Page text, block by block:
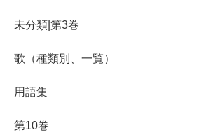
未分類|第3巻
歌（種類別、一覧）
用語集
第10巻